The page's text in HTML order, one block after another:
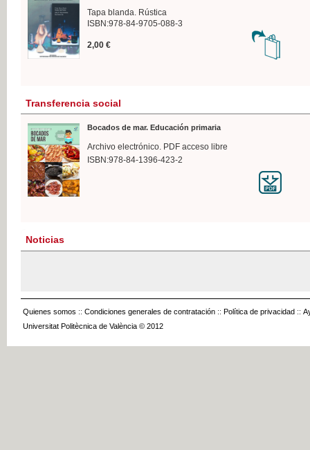
Tapa blanda. Rústica
ISBN:978-84-9705-088-3
2,00 €
Transferencia social
Bocados de mar. Educación primaria
Archivo electrónico. PDF acceso libre
ISBN:978-84-1396-423-2
Noticias
Quienes somos :: Condiciones generales de contratación :: Política de privacidad ::
Universitat Politècnica de València © 2012